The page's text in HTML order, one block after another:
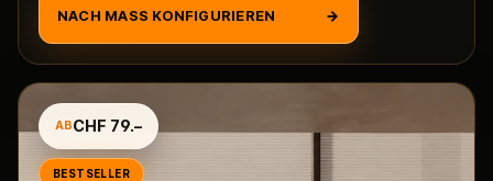
NACH MASS KONFIGURIEREN →
ABCHF 79.–
BESTSELLER